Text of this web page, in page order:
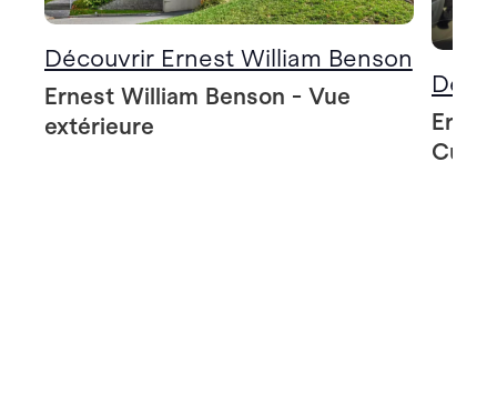
Découvrir Ernest William Benson
Ernest William Benson - Vue
extérieure